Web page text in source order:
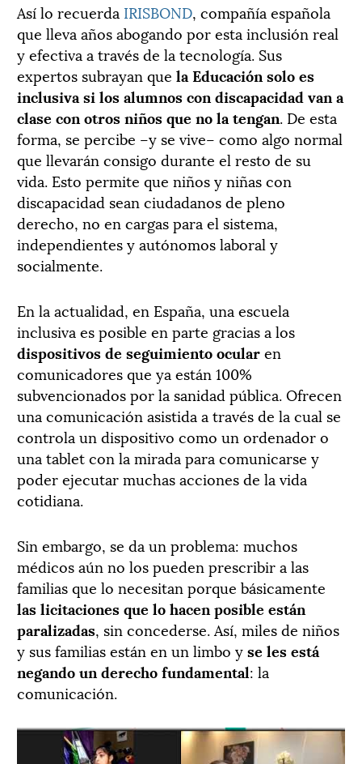
Así lo recuerda IRISBOND, compañía española
que lleva años abogando por esta inclusión real
y efectiva a través de la tecnología. Sus
expertos subrayan que la Educación solo es
inclusiva si los alumnos con discapacidad van a
clase con otros niños que no la tengan. De esta
forma, se percibe –y se vive– como algo normal
que llevarán consigo durante el resto de su
vida. Esto permite que niños y niñas con
discapacidad sean ciudadanos de pleno
derecho, no en cargas para el sistema,
independientes y autónomos laboral y
socialmente.
En la actualidad, en España, una escuela
inclusiva es posible en parte gracias a los
dispositivos de seguimiento ocularen
comunicadores que ya están 100%
subvencionados por la sanidad pública. Ofrecen
una comunicación asistida a través de la cual se
controla un dispositivo como un ordenador o
una tablet con la mirada para comunicarse y
poder ejecutar muchas acciones de la vida
cotidiana.
Sin embargo, se da un problema: muchos
médicos aún no los pueden prescribir a las
familias que lo necesitan porque básicamente
las licitaciones que lo hacen posible están
paralizadas, sin concederse. Así, miles de niños
y sus familias están en un limbo yse les está
negando un derecho fundamental: la
comunicación.